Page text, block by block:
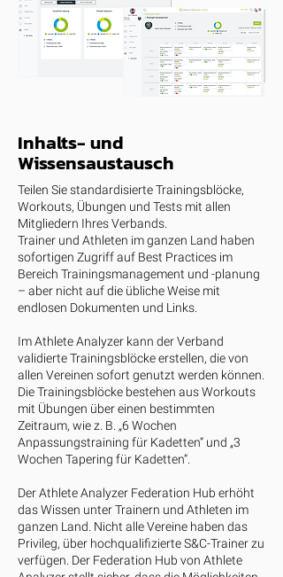
Inhalts- und
Wissensaustausch
Teilen Sie standardisierte Trainingsblöcke,
Workouts, Übungen und Tests mit allen
Mitgliedern Ihres Verbands.
Trainer und Athleten im ganzen Land haben
sofortigen Zugriff auf Best Practices im
Bereich Trainingsmanagement und -planung
– aber nicht auf die übliche Weise mit
endlosen Dokumenten und Links.
Im Athlete Analyzer kann der Verband
validierte Trainingsblöcke erstellen, die von
allen Vereinen sofort genutzt werden können.
Die Trainingsblöcke bestehen aus Workouts
mit Übungen über einen bestimmten
Zeitraum, wie z. B. „6 Wochen
Anpassungstraining für Kadetten“ und „3
Wochen Tapering für Kadetten“.
Der Athlete Analyzer Federation Hub erhöht
das Wissen unter Trainern und Athleten im
ganzen Land. Nicht alle Vereine haben das
Privileg, über hochqualifizierte S&C-Trainer zu
verfügen. Der Federation Hub von Athlete